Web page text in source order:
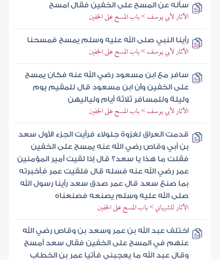
سأله عن المسح على الخفين فقال امسح
الآثار لأبي يوسف > باب المسح على الخفين
رأينا النبي صلى الله عليه وسلم يمسح فمسحنا
الآثار لأبي يوسف > باب المسح على الخفين
سافر مع ابن مسعود رضي الله عنه فكان يمسح
على الخفين وأن ابن مسعود قال للمقيم يوم
وليلة وللمسافر ثلاثة أيام ولياليهن
الآثار لأبي يوسف > باب المسح على الخفين
قدمت العراق لغزوة جلولاء فرأيت الجزء الأول سعد
بن أبي وقاص رضي الله عنه يمسح على الخفين
فقلت ما هذا يا سعد؟ قال إذا لقيت أمير المؤمنين
عمر رضي الله عنه فسله قال فلقيت عمر فأخبرته
بما صنع سعد قال عمر صدق سعد رأينا رسول الله
صلى الله عليه وسلم يصنعه فصنعناه
الآثار للشيباني > باب المسح على الخفين
اختلف عبد الله بن عمر وسعد بن وقاص رضي الله
عنهم في المسح على الخفين فقال سعد أمسح
وقال عبد الله ما يعجبني فأتيا عمر بن الخطاب